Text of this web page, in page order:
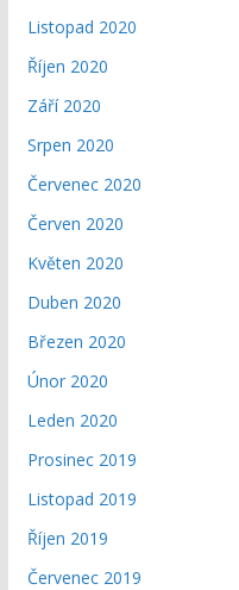
Listopad 2020
Říjen 2020
Září 2020
Srpen 2020
Červenec 2020
Červen 2020
Květen 2020
Duben 2020
Březen 2020
Únor 2020
Leden 2020
Prosinec 2019
Listopad 2019
Říjen 2019
Červenec 2019